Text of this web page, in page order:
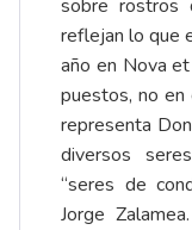
sobre rostros
reflejan lo que
año en Nova
puestos, no en
representa
diversos
“seres de
Jorge